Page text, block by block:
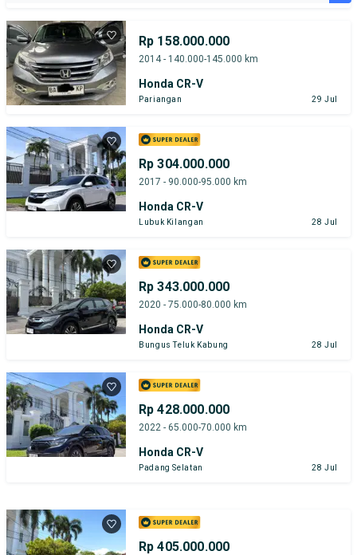
Rp 158.000.000
2014 - 140.000-145.000 km
Honda CR-V
Pariangan 29 Jul
Rp 304.000.000
2017 - 90.000-95.000 km
Honda CR-V
Lubuk Kilangan 28 Jul
Rp 343.000.000
2020 - 75.000-80.000 km
Honda CR-V
Bungus Teluk Kabung 28 Jul
Rp 428.000.000
2022 - 65.000-70.000 km
Honda CR-V
Padang Selatan 28 Jul
Rp 405.000.000